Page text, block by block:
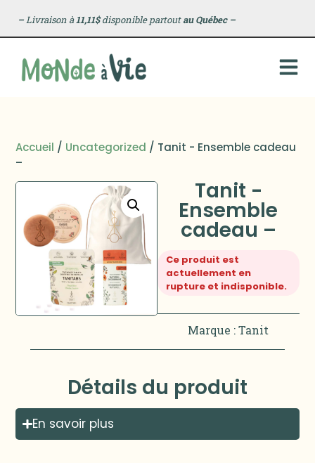
–Livraison à11,11$disponible partoutau Québec –
Accueil / Uncategorized / Tanit - Ensemble cadeau
–
Tanit -
Ensemble
cadeau –
Ce produit est
actuellement en
rupture et indisponible.
Marque :Tanit
Détails du produit
En savoir plus